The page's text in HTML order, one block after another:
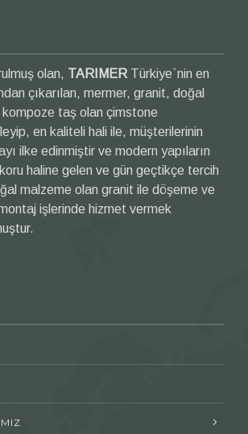
olan, TARIMER Türkiye`nin en
çıkarılan, mermer, granit, doğal
kompoze taş olan çimstone
en kaliteli hali ile, müşterilerinin
ilke edinmiştir ve modern yapıların
haline gelen ve gün geçtikçe tercih
malzeme olan granit ile döşeme ve
işlerinde hizmet vermek